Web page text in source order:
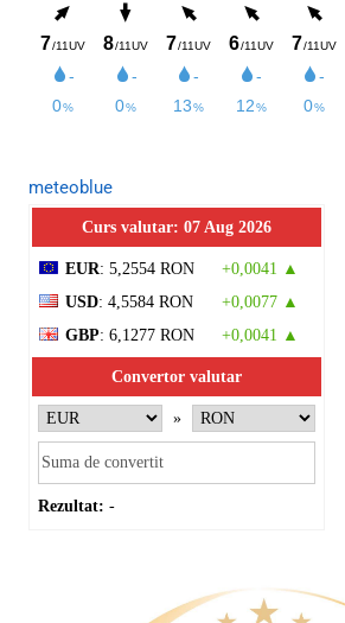
meteoblue
Curs valutar: 07 Aug 2026
EUR: 5,2554 RON
+0,0041 ▲
USD: 4,5584 RON
+0,0077 ▲
GBP: 6,1277 RON +0,0041 ▲
Convertor valutar
»
Rezultat: -